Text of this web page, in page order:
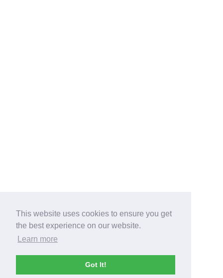
This website uses cookies to ensure you get
the best experience on our website.
Learn more
Got It!